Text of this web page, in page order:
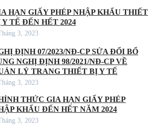
HẠN GIẤY PHÉP NHẬP KHẨU THIẾT
Y TẾ ĐẾN HẾT 2024
3, 2023
ĐỊNH 07/2023/NĐ-CP SỬA ĐỔI BỔ
NGHỊ ĐỊNH 98/2021/NĐ-CP VỀ
LÝ TRANG THIẾT BỊ Y TẾ
3, 2023
THỨC GIA HẠN GIẤY PHÉP
KHẨU ĐẾN HẾT NĂM 2024
3, 2023